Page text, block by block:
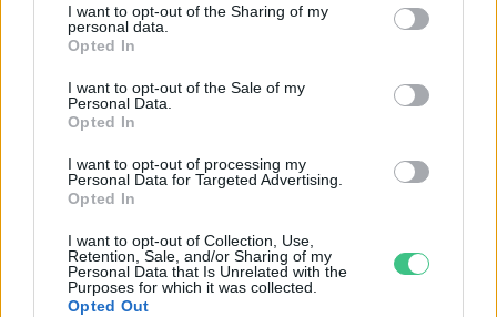
I want to opt-out of the Sharing of my
personal data.
Opted In
I want to opt-out of the Sale of my
Personal Data.
Opted In
I want to opt-out of processing my
Personal Data for Targeted Advertising.
Opted In
I want to opt-out of Collection, Use,
Retention, Sale, and/or Sharing of my
Personal Data that Is Unrelated with the
Purposes for which it was collected.
Opted Out
Szedd magad őszibarack: itt vannak
SZEMLE